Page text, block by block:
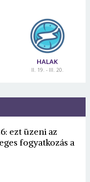
HALAK
II. 19. - III. 20.
ezt üzeni az
fogyatkozás a